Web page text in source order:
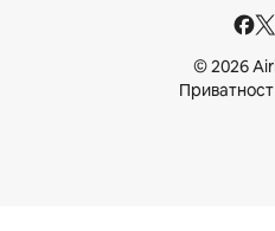
© 2026
Приватност